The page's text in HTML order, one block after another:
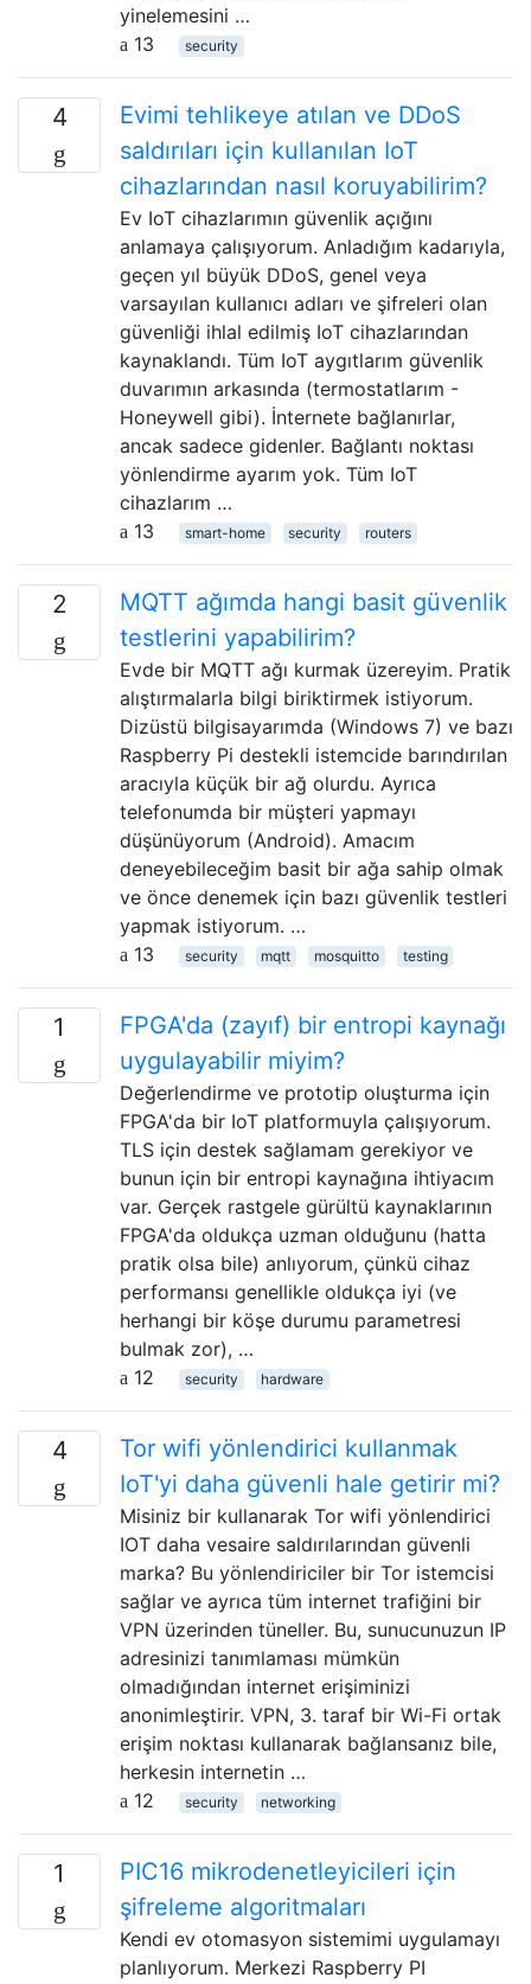
yinelemesini …
13
security
4
Evimi tehlikeye atılan ve DDoS
saldırıları için kullanılan IoT
cihazlarından nasıl koruyabilirim?
Ev IoT cihazlarımın güvenlik açığını
anlamaya çalışıyorum. Anladığım kadarıyla,
geçen yıl büyük DDoS, genel veya
varsayılan kullanıcı adları ve şifreleri olan
güvenliği ihlal edilmiş IoT cihazlarından
kaynaklandı. Tüm IoT aygıtlarım güvenlik
duvarımın arkasında (termostatlarım -
Honeywell gibi). İnternete bağlanırlar,
ancak sadece gidenler. Bağlantı noktası
yönlendirme ayarım yok. Tüm IoT
cihazlarım …
13
smart-home security routers
2
MQTT ağımda hangi basit güvenlik
testlerini yapabilirim?
Evde bir MQTT ağı kurmak üzereyim. Pratik
alıştırmalarla bilgi biriktirmek istiyorum.
Dizüstü bilgisayarımda (Windows 7) ve bazı
Raspberry Pi destekli istemcide barındırılan
aracıyla küçük bir ağ olurdu. Ayrıca
telefonumda bir müşteri yapmayı
düşünüyorum (Android). Amacım
deneyebileceğim basit bir ağa sahip olmak
ve önce denemek için bazı güvenlik testleri
yapmak istiyorum. …
13
security mqtt mosquitto testing
1
FPGA'da (zayıf) bir entropi kaynağı
uygulayabilir miyim?
Değerlendirme ve prototip oluşturma için
FPGA'da bir IoT platformuyla çalışıyorum.
TLS için destek sağlamam gerekiyor ve
bunun için bir entropi kaynağına ihtiyacım
var. Gerçek rastgele gürültü kaynaklarının
FPGA'da oldukça uzman olduğunu (hatta
pratik olsa bile) anlıyorum, çünkü cihaz
performansı genellikle oldukça iyi (ve
herhangi bir köşe durumu parametresi
bulmak zor), …
12
security hardware
4
Tor wifi yönlendirici kullanmak
IoT'yi daha güvenli hale getirir mi?
Misiniz bir kullanarak Tor wifi yönlendirici
IOT daha vesaire saldırılarından güvenli
marka? Bu yönlendiriciler bir Tor istemcisi
sağlar ve ayrıca tüm internet trafiğini bir
VPN üzerinden tüneller. Bu, sunucunuzun IP
adresinizi tanımlaması mümkün
olmadığından internet erişiminizi
anonimleştirir. VPN, 3. taraf bir Wi-Fi ortak
erişim noktası kullanarak bağlansanız bile,
herkesin internetin …
12
security networking
1
PIC16 mikrodenetleyicileri için
şifreleme algoritmaları
Kendi ev otomasyon sistemimi uygulamayı
planlıyorum. Merkezi Raspberry PI